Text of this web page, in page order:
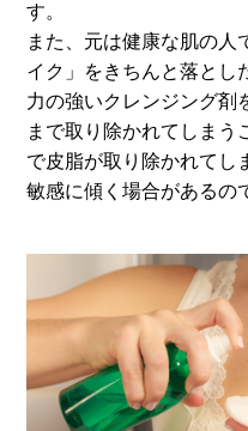
す。
また、元は健康な肌の人
イク」をきちんと落とし
力の強いクレンジング剤
まで取り除かれてしまう
で皮脂が取り除かれてし
敏感に傾く場合があるの